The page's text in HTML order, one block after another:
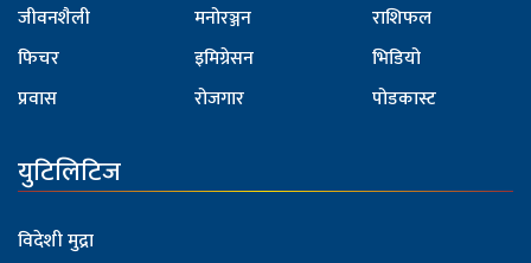
जीवनशैली
फिचर
प्रवास
मनोरञ्जन
इमिग्रेसन
रोजगार
राशिफल
भिडियो
पोडकास्ट
युटिलिटिज
विदेशी मुद्रा